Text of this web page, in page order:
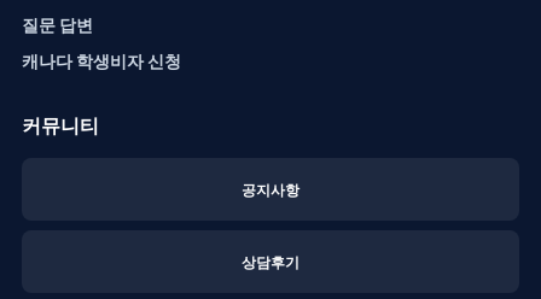
질문 답변
캐나다 학생비자 신청
커뮤니티
공지사항
상담후기